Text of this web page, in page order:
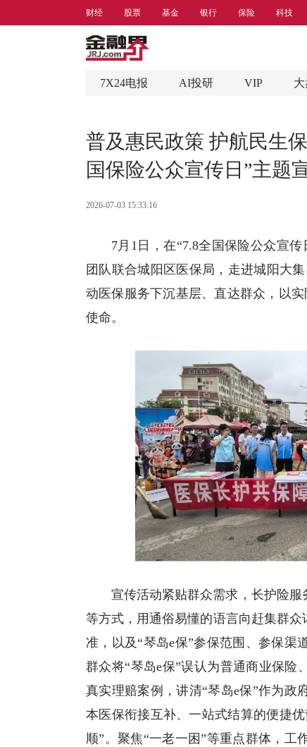
财经 股票 基金 银行 保险 科技
7X24电报 AI投研 VIP 大
普及惠民政策 护航民生
国保险公众宣传日”主题
2026-07-03 15:33:16
7月1日，在“7.8全国保险公众宣传
团队联合城阳区医保局，走进城阳大
动医保服务下沉基层、直达群众，以
使命。
宣传活动紧贴群众需求，长护险
等方式，用通俗易懂的语言向赶集群
准，以及“琴岛e保”参保范围、参保渠
群众将“琴岛e保”误认为普通商业保险
真实理赔案例，讲清“琴岛e保”作为政
本医保衔接互补、一站式结算的便捷
顺”。聚焦“一老一困”等重点群体，